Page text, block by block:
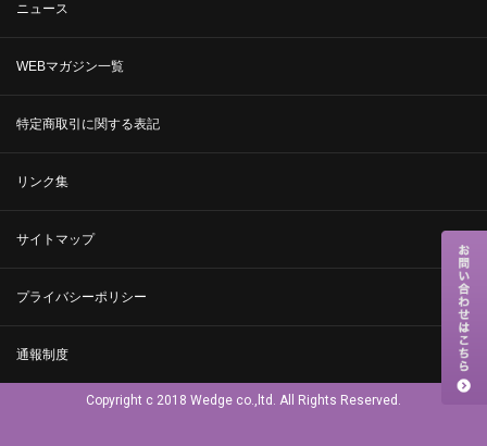
ニュース
WEBマガジン一覧
特定商取引に関する表記
リンク集
サイトマップ
プライバシーポリシー
通報制度
Copyright c 2018 Wedge co.,ltd. All Rights Reserved.